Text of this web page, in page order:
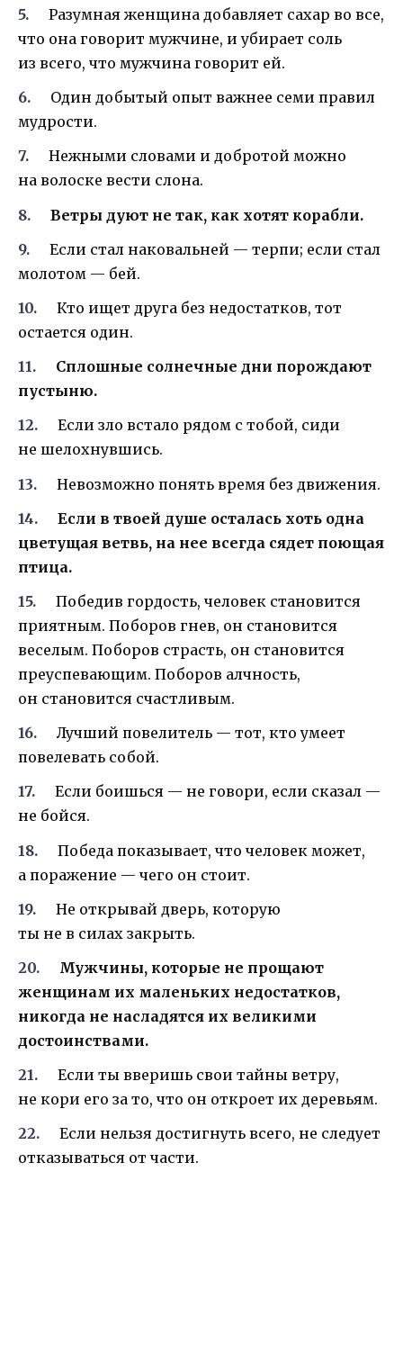
Разумная женщина добавляет сахар во все,
что она говорит мужчине, и убирает соль
из всего, что мужчина говорит ей.
Один добытый опыт важнее семи правил
мудрости.
Нежными словами и добротой можно
на волоске вести слона.
Ветры дуют не так, как хотят корабли.
Если стал наковальней — терпи; если стал
молотом — бей.
Кто ищет друга без недостатков, тот
остается один.
Сплошные солнечные дни порождают
пустыню.
Если зло встало рядом с тобой, сиди
не шелохнувшись.
Невозможно понять время без движения.
Если в твоей душе осталась хоть одна
цветущая ветвь, на нее всегда сядет поющая
птица.
Победив гордость, человек становится
приятным. Поборов гнев, он становится
веселым. Поборов страсть, он становится
преуспевающим. Поборов алчность,
он становится счастливым.
Лучший повелитель — тот, кто умеет
повелевать собой.
Если боишься — не говори, если сказал —
не бойся.
Победа показывает, что человек может,
а поражение — чего он стоит.
Не открывай дверь, которую
ты не в силах закрыть.
Мужчины, которые не прощают
женщинам их маленьких недостатков,
никогда не насладятся их великими
достоинствами.
Если ты вверишь свои тайны ветру,
не кори его за то, что он откроет их деревьям.
Если нельзя достигнуть всего, не следует
отказываться от части.